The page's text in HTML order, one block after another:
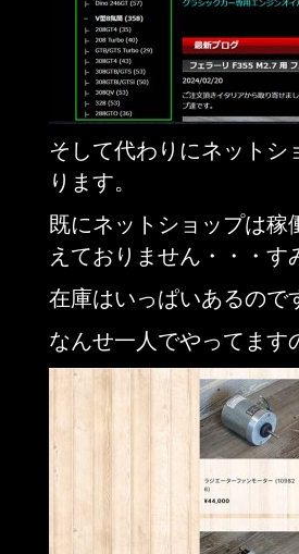
そして代わりにネットシ
ります。
既にネットショップは
えておりません・・・す
在庫はいっぱいあるので
なんせ一人でやってます